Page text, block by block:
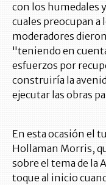
con los humedales
cuales preocupan a
moderadores
"teniendo en
esfuerzos por
construiría la
ejecutar las obras
En esta ocasión el
Hollaman Morris,
sobre el tema de la
toque al inicio